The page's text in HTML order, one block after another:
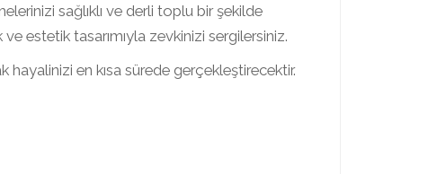
sağlıklı ve derli toplu bir şekilde
estetik tasarımıyla zevkinizi sergilersiniz.
en kısa sürede gerçekleştirecektir.